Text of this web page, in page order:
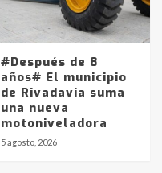
#Después de 8
años# El municipio
de Rivadavia suma
una nueva
motoniveladora
5 agosto, 2026